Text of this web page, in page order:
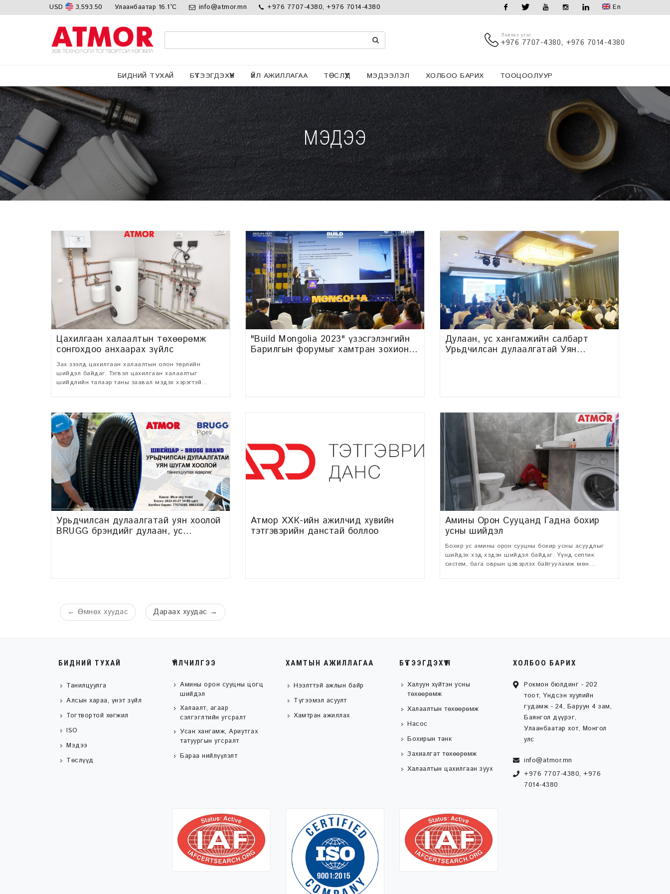
USD 3,593.50 Улаанбаатар 16.1°C info@atmor.mn +976 7707-4380, +976 7014-4380
En
Лавлах утас
+976 7707-4380, +976 7014-4380
БИДНИЙ ТУХАЙ БҮТЭЭГДЭХҮҮН ҮЙЛ АЖИЛЛАГАА ТӨСЛҮҮД МЭДЭЭЛЭЛ ХОЛБОО БАРИХ ТООЦООЛУУР
МЭДЭЭ
Цахилгаан халаалтын төхөөрөмж
сонгохдоо анхаарах зүйлс
Зах зээлд цахилгаан халаалтын олон төрлийн
шийдэл байдаг. Тэгвэл цахилгаан халаалтыг
шийдлийн талаар таны заавал мэдэх хэрэгтэй
"Build Mongolia 2023" үзэсгэлэнгийн
Барилгын форумыг хамтран зохион
Дулаан, ус хангамжийн салбарт
Урьдчилсан дулаалгатай Уян
Урьдчилсан дулаалгатай уян хоолой
BRUGG брэндийг дулаан, ус
Атмор ХХК-ийн ажилчид хувийн
тэтгэвэрийн данстай боллоо
Амины Орон Сууцанд Гадна бохир
усны шийдэл
Бохир ус амины орон сууцны бохир усны асуудлыг
шийдэх хэд хэдэн шийдэл байдаг. Үүнд септик
систем, бага оврын цэвэрлэх байгууламж мөн
← Өмнөх хуудас Дараах хуудас →
БИДНИЙ ТУХАЙ
Танилцуулга
Алсын хараа, үнэт зүйл
Тогтвортой хөгжил
ISO
Мэдээ
Төслүүд
ҮЙЛЧИЛГЭЭ
Амины орон сууцны цогц
шийдэл
Халаалт, агаар
сэлгэглтийн угсралт
Усан хангамж, Ариутгах
татуургын угсралт
Бараа нийлүүлэлт
ХАМТЫН АЖИЛЛАГАА
Нээлттэй ажлын байр
Түгээмэл асуулт
Хамтран ажиллах
БҮТЭЭГДЭХҮҮН
Халуун хүйтэн усны
төхөөрөмж
Халаалтын төхөөрөмж
Насос
Бохирын танк
Захиалгат төхөөрөмж
Халаалтын цахилгаан зуух
ХОЛБОО БАРИХ
Рокмон бюлдинг - 202
тоот, Үндсэн хуулийн
гудамж - 24, Баруун 4 зам,
Баянгол дүүрэг,
Улаанбаатар хот, Монгол
улс
info@atmor.mn
+976 7707-4380, +976
7014-4380